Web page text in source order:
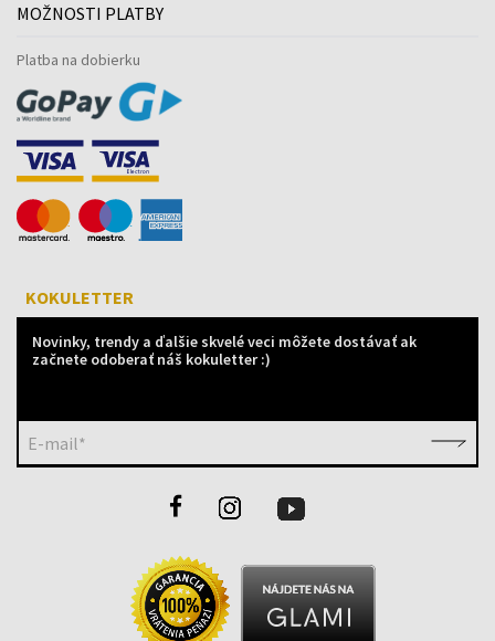
MOŽNOSTI PLATBY
Platba na dobierku
KOKULETTER
Novinky, trendy a ďalšie skvelé veci môžete dostávať ak
začnete odoberať náš kokuletter :)
E-mail*